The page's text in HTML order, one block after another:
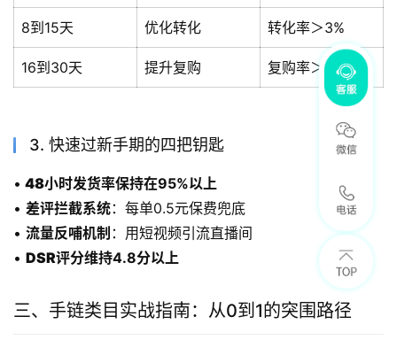
8到15天 优化转化 转化率＞3%
16到30天 提升复购 复购率＞15%
3. 快速过新手期的四把钥匙
• 48小时发货率保持在95%以上
• 差评拦截系统：每单0.5元保费兜底
• 流量反哺机制 ：用短视频引流直播间
• DSR评分维持4.8分以上
三、手链类目实战指南：从0到1的突围路径